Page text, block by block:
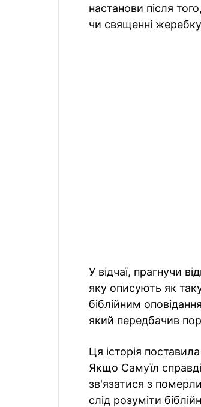
настанови після
чи священні
У відчаї, прагнучи
яку описують як
біблійним
який передбачив
Ця історія
Якщо Самуїл
зв'язатися з
слід розуміти